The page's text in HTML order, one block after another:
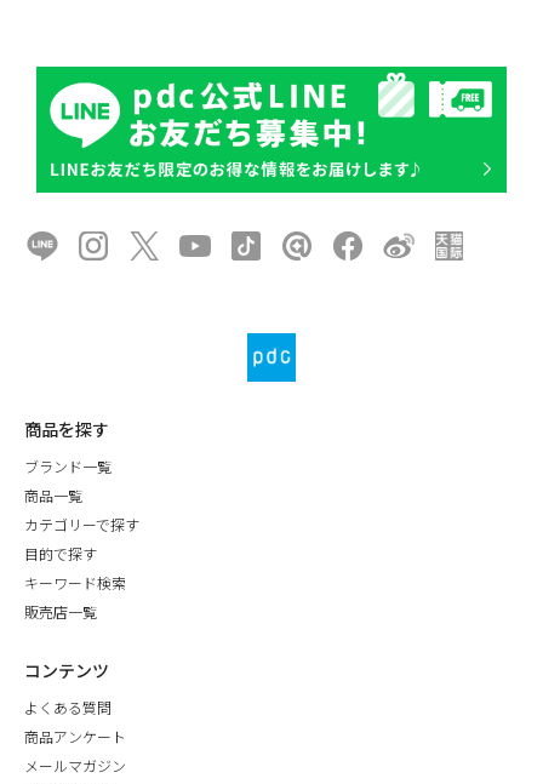
商品を探す
ブランド一覧
商品一覧
カテゴリーで探す
目的で探す
キーワード検索
販売店一覧
コンテンツ
よくある質問
商品アンケート
メールマガジン